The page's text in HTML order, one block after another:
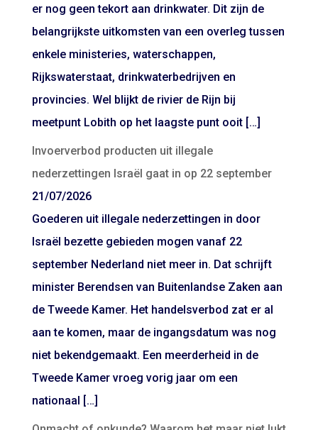
er nog geen tekort aan drinkwater. Dit zijn de
belangrijkste uitkomsten van een overleg tussen
enkele ministeries, waterschappen,
Rijkswaterstaat, drinkwaterbedrijven en
provincies. Wel blijkt de rivier de Rijn bij
meetpunt Lobith op het laagste punt ooit […]
Invoerverbod producten uit illegale
nederzettingen Israël gaat in op 22 september
21/07/2026
Goederen uit illegale nederzettingen in door
Israël bezette gebieden mogen vanaf 22
september Nederland niet meer in. Dat schrijft
minister Berendsen van Buitenlandse Zaken aan
de Tweede Kamer. Het handelsverbod zat er al
aan te komen, maar de ingangsdatum was nog
niet bekendgemaakt. Een meerderheid in de
Tweede Kamer vroeg vorig jaar om een
nationaal […]